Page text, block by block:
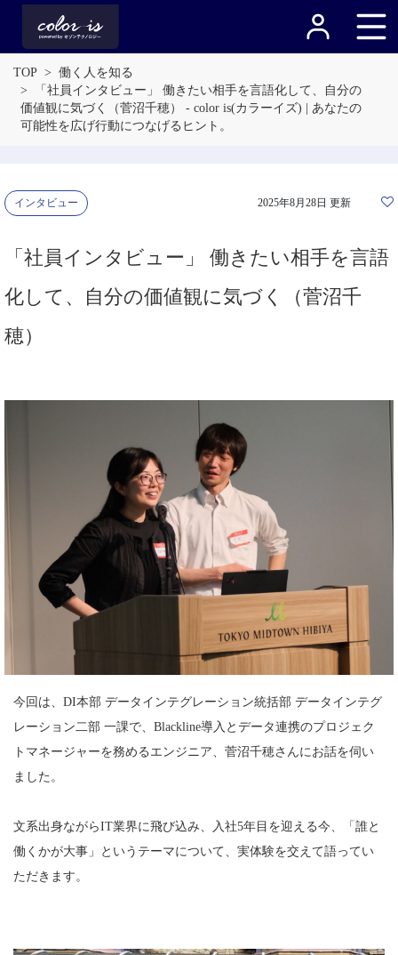
TOP
働く人を知る
「社員インタビュー」 働きたい相手を言語化して、自分の
価値観に気づく（菅沼千穂） - color is(カラーイズ) | あなたの
可能性を広げ行動につなげるヒント。
インタビュー 2025年8月28日 更新
「社員インタビュー」 働きたい相手を言語
化して、自分の価値観に気づく（菅沼千
穂）
今回は、DI本部 データインテグレーション統括部 データインテグ
レーション二部 一課で、Blackline導入とデータ連携のプロジェク
トマネージャーを務めるエンジニア、菅沼千穂さんにお話を伺い
ました。
文系出身ながらIT業界に飛び込み、入社5年目を迎える今、「誰と
働くかが大事」というテーマについて、実体験を交えて語ってい
ただきます。